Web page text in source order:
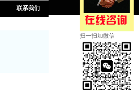
联系我们
扫一扫加微信